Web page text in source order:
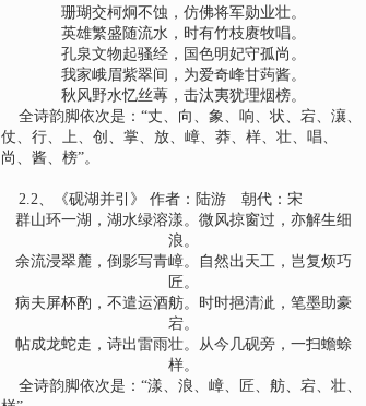
珊瑚交柯炯不蚀，仿佛将军勋业壮。
英雄繁盛随流水，时有竹枝赓牧唱。
孔泉文物起骚经，国色明妃守孤尚。
我家峨眉紫翠间，为爱奇峰甘蒟酱。
秋风野水忆丝蓴，击汰夷犹理烟榜。
全诗韵脚依次是：“丈、向、象、响、状、宕、瀼、
仗、行、上、创、掌、放、嶂、莽、样、壮、唱、
尚、酱、榜”。
2.2 、《砚湖并引》 作者：陆游 朝代：宋
群山环一湖，湖水绿溶漾。微风掠窗过，亦解生细
浪。
余流浸翠麓，倒影写青嶂。自然出天工，岂复烦巧
匠。
病夫屏杯酌，不遣运酒舫。时时挹清泚，笔墨助豪
宕。
帖成龙蛇走，诗出雷雨壮。从今几砚旁，一扫蟾蜍
样。
全诗韵脚依次是：“漾、浪、嶂、匠、舫、宕、壮、